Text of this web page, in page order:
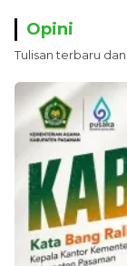
Opini
Tulisan terbaru